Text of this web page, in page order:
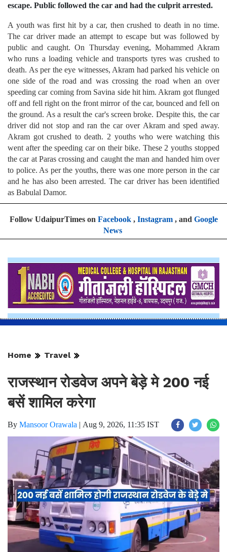
escape. Public followed the car and had the culprit arrested.
A youth was first hit by a car, then crushed to death in no time.
The car driver made an attempt to escape but was followed by
public and caught. On Thursday evening, Mohammed Akram
who runs a loading vehicle and transports tyres was crushed to
death. As per the eye witnesses, Akram had parked his vehicle on
one side of the road and was crossing the road when an over
speeding car coming from Savina side hit him. Akram got flunged
off and fell right on the front mirror of the car, bounced and fell on
the ground. As a result the car's screen broke. Despite this, the car
driver did not stop and ran the car over Akram and sped away.
Akram got crushed to death. 2 youths who were watching this
went after the speeding car on their bike. These 2 youths stopped
the car at Paras crossing and caught the man and handed him over
to police. As per the youths, there was one more person in the car
and he has also been arrested. The car driver has been identified
as Babulal Damor.
Follow UdaipurTimes on Facebook, Instagram, and Google
News
Home Travel
राजस्थान रोडवेज अपने बेड़े मे 200 नई
बसें शामिल करेगा
By Mansoor Orawala | Aug 9, 2026, 11:35 IST